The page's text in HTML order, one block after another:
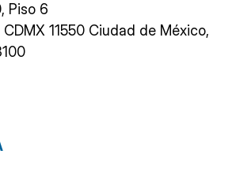
Piso 6
11550 Ciudad de México,